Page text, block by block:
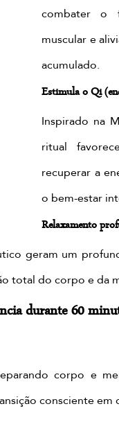
combater o
muscular e
acumulado.
Estimula o Qi
Inspirado na
ritual
recuperar a
o bem-estar
Relaxamento
geram um
total do corpo e da
durante 60
corpo e
consciente em